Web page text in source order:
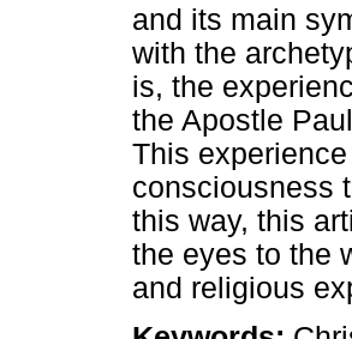
and its main
with the
is, the
the Apostle
This
consciousness
this way, this
the eyes to the
and religious